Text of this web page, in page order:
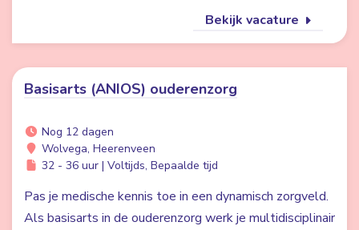
Bekijk vacature
Basisarts (ANIOS) ouderenzorg
Nog 12 dagen
Wolvega, Heerenveen
32 - 36 uur | Voltijds, Bepaalde tijd
Pas je medische kennis toe in een dynamisch zorgveld.
Als basisarts in de ouderenzorg werk je multidisciplinair